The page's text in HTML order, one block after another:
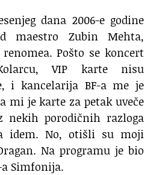
dana 2006-e godine
maestro Zubin Mehta,
Pošto se koncert
VIP karte nisu
i kancelarija BF-a me je
mi je karte za petak uveče
porodičnih razloga
idem. No, otišli su moji
Na programu je bio
Simfonija.